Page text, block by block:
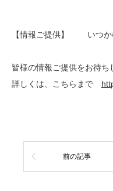
【情報ご提供】 いつか
皆様の情報ご提供をお待ち
詳しくは、こちらまで
前の記事